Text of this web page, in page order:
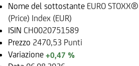
Nome del sottostante EURO
(Price) Index (EUR)
ISIN CH0020751589
Prezzo 2470,53 Punti
Variazione +0,47 %